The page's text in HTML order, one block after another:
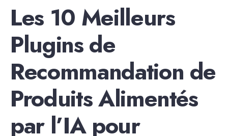
Les 10 Meilleurs
Plugins de
Recommandation de
Produits Alimentés
par l’IA pour